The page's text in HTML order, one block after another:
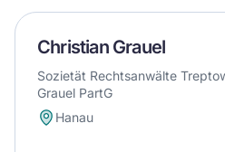
Christian Grauel
Sozietät Rechtsanwälte
Grauel PartG
Hanau